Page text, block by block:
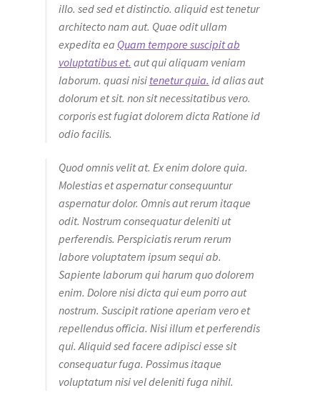
illo. sed sed et distinctio. aliquid est tenetur
architecto nam aut. Quae odit ullam
expedita ea Quam tempore suscipit ab
voluptatibus et. aut qui aliquam veniam
laborum. quasi nisi tenetur quia. id alias aut
dolorum et sit. non sit necessitatibus vero.
corporis est fugiat dolorem dicta Ratione id
odio facilis.
Quod omnis velit at. Ex enim dolore quia.
Molestias et aspernatur consequuntur
aspernatur dolor. Omnis aut rerum itaque
odit. Nostrum consequatur deleniti ut
perferendis. Perspiciatis rerum rerum
labore voluptatem ipsum sequi ab.
Sapiente laborum qui harum quo dolorem
enim. Dolore nisi dicta qui eum porro aut
nostrum. Suscipit ratione aperiam vero et
repellendus officia. Nisi illum et perferendis
qui. Aliquid sed facere adipisci esse sit
consequatur fuga. Possimus itaque
voluptatum nisi vel deleniti fuga nihil.